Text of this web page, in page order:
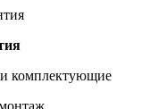
комплектующие